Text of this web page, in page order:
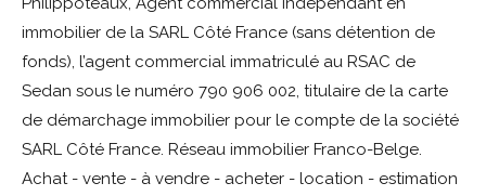
immobilier de la SARL Côté France (sans détention de
fonds), l’agent commercial immatriculé au RSAC de
Sedan sous le numéro 790 906 002, titulaire de la carte
de démarchage immobilier pour le compte de la société
SARL Côté France. Réseau immobilier Franco-Belge.
Achat - vente - à vendre - acheter - location - estimation